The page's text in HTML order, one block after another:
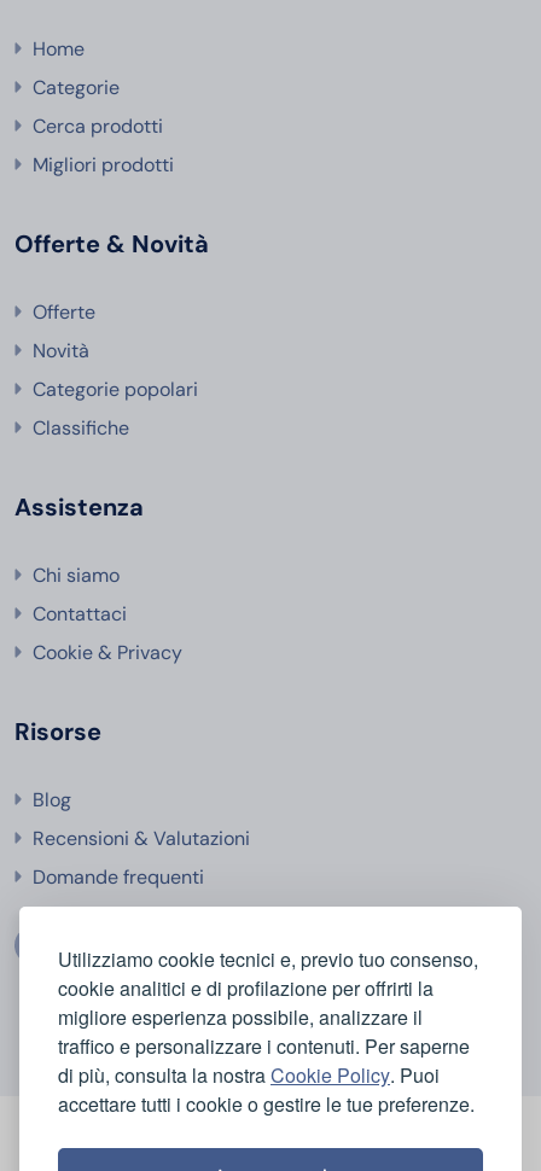
Utilizziamo cookie tecnici e, previo tuo consenso,
cookie analitici e di profilazione per offrirti la
migliore esperienza possibile, analizzare il
traffico e personalizzare i contenuti. Per saperne
di più, consulta la nostraCookie Policy. Puoi
accettare tutti i cookie o gestire le tue preferenze.
Home
Categorie
Cerca prodotti
Migliori prodotti
Offerte & Novità
Offerte
Novità
Categorie popolari
Classifiche
Assistenza
Chi siamo
Contattaci
Cookie & Privacy
Risorse
Blog
Recensioni & Valutazioni
Domande frequenti